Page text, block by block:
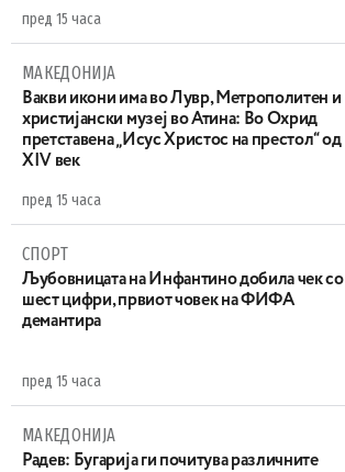
пред 15 часа
МАКЕДОНИЈА
Вакви икони има во Лувр, Метрополитен и
христијански музеј во Атина: Во Охрид
претставена „Исус Христос на престол“ од
XIV век
пред 15 часа
СПОРТ
Љубовницата на Инфантино добила чек со
шест цифри, првиот човек на ФИФА
демантира
пред 15 часа
МАКЕДОНИЈА
Радев: Бугарија ги почитува различните